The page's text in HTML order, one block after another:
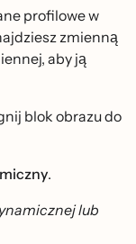
profilowe w
zmienną
aby ją
blok obrazu do
.
lub